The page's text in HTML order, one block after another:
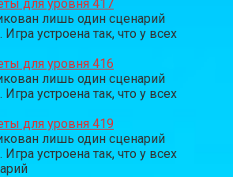
для уровня 417
лишь один сценарий
устроена так, что у всех
для уровня 416
лишь один сценарий
устроена так, что у всех
для уровня 419
лишь один сценарий
устроена так, что у всех